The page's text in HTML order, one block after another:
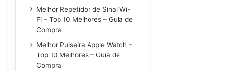
Melhor Repetidor de Sinal Wi-
Fi – Top 10 Melhores – Guia de
Compra
Melhor Pulseira Apple Watch –
Top 10 Melhores – Guia de
Compra